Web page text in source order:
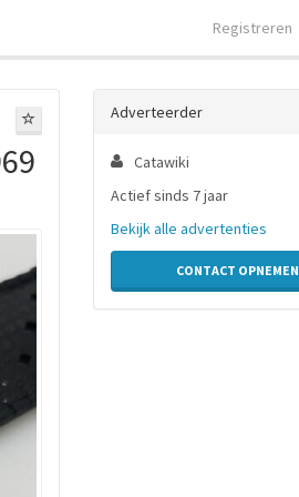
Registreren
Adverteerder
Catawiki
Actief sinds 7 jaar
Bekijk alle advertenties
CONTACT OPNEMEN